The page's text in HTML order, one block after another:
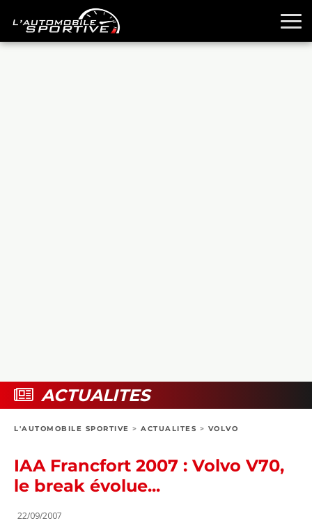
BOUTIQUE
ACTUALITES
L'AUTOMOBILE SPORTIVE > ACTUALITES > VOLVO
IAA Francfort 2007 : Volvo V70,
le break évolue...
22/09/2007